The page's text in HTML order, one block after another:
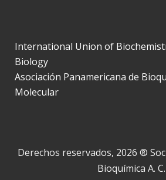
International Union of
Biology
Asociación Panamericana de
Molecular
Derechos reservados, 2026 ®
Bioquímica A. C.